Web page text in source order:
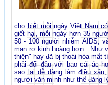
cho biết mỗi ngày Việt Nam
giết hại, mỗi ngày hơn 35
50 - 100 người nhiễm AIDS,
man rợ kinh hoàng hơn…Như
thiện" hay đã bị thoái hóa mất
phải đối đầu với bao cái ác
sao lại dễ dàng làm điều
người văn minh như thế đáng